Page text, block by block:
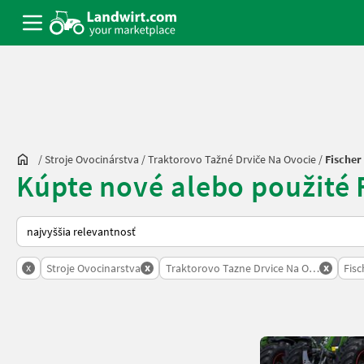
/Stroje Ovocinárstva /Traktorovo Tažné Drviče Na Ovocie / Fischer
Kúpte nové alebo
Takto sa vykonáva triedenie na Landwirt.com
x Stroje Ovocinarstva x Traktorovo Tazne Drvice Na Ovocie
x